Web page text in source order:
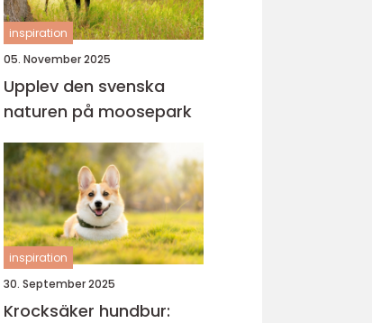
inspiration
05. November 2025
Upplev den svenska
naturen på moosepark
inspiration
30. September 2025
Krocksäker hundbur: